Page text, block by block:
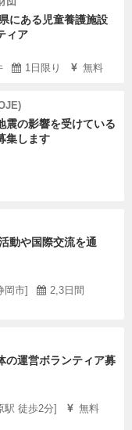
にある児童養護施設
ィア
1日限り 無料
震の影響を受けている
集します
動や国際交流を通
岡市]
2,3日間
の運営ボランティア募
駅 徒歩2分]
無料